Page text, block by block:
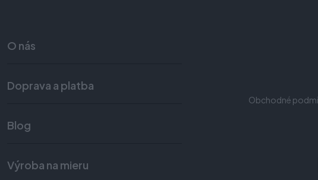
O nás
Doprava a platba
Blog
Výroba na mieru
Obchodné